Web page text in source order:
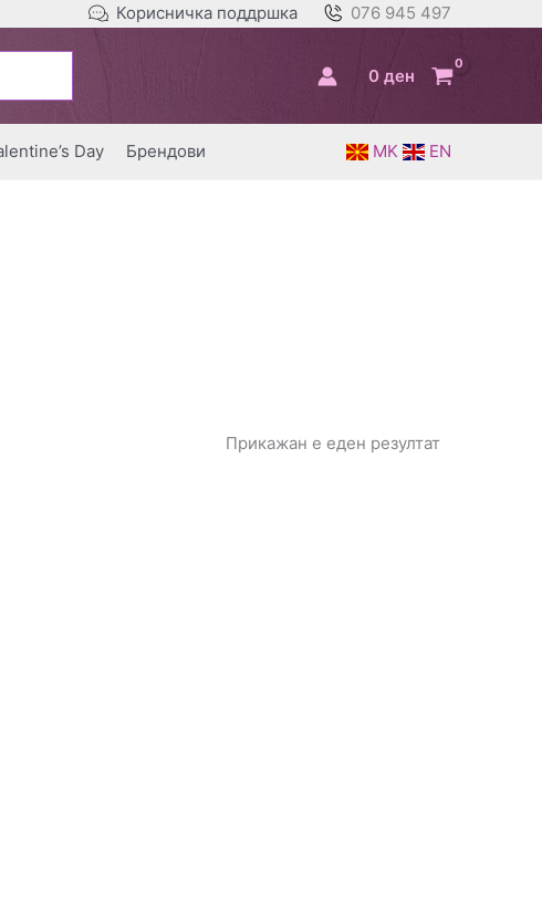
Корисничка поддршка 076 945 497
0 ден
Day Брендови MK EN
Прикажан е еден резултат